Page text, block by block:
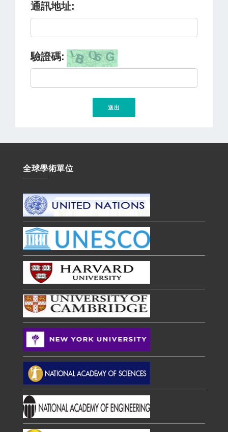
通訊地址:
驗證碼:
全球學術單位